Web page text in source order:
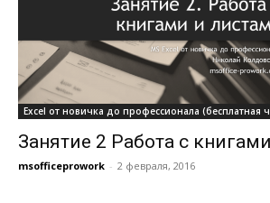
Excel от новичка до профессионала (бесплатная
Занятие 2 Работа с
msofficeprowork - 2 февраля, 2016